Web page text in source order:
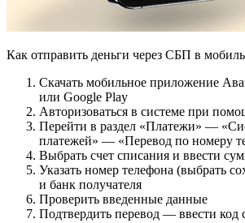
Как отправить деньги через СБП в
Скачать мобильное приложение
или Google Play
Авторизоваться в системе при
Перейти в раздел «Платежи» —
платежей» — «Перевод по номеру
Выбрать счет списания и ввести
Указать номер телефона (выбрать
и банк получателя
Проверить введенные данные
Подтвердить перевод — ввести код